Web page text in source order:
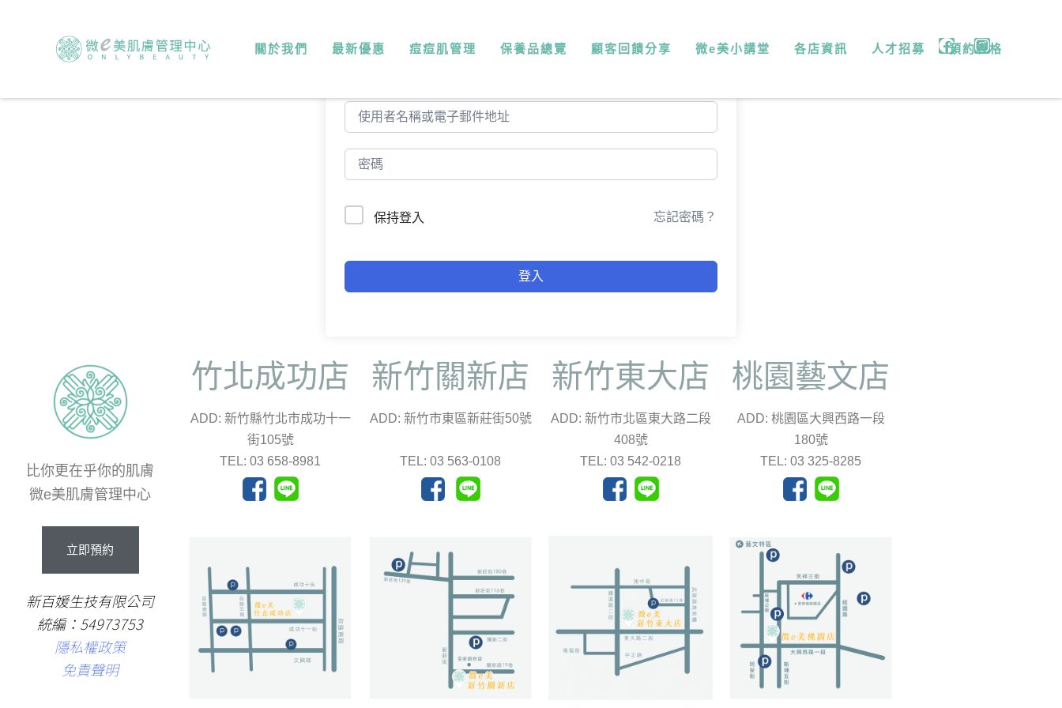
關於我們 最新優惠 痘痘肌管理 保養品總覽 顧客回饋分享 微e美小講堂 各店資訊 人才招募 預約表格
保持登入 忘記密碼？
登入
比你更在乎你的肌膚
微e美肌膚管理中心
立即預約
新百媛生技有限公司
統編：54973753
隱私權政策
免責聲明
竹北成功店
ADD: 新竹縣竹北市成功十一
街105號
TEL: 03 658-8981
新竹關新店
ADD: 新竹市東區新莊街50號
TEL: 03 563-0108
新竹東大店
ADD: 新竹市北區東大路二段
408號
TEL: 03 542-0218
桃園藝文店
ADD: 桃園區大興西路一段
180號
TEL: 03 325-8285